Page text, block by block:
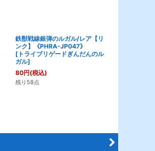
鉄獣戦線銀弾のルガル/レア【リ
ンク】《PHRA-JP047》
[ トライブリゲードぎんだんのル
ガル]
80円(税込)
残り58点